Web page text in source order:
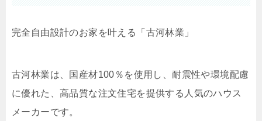
完全自由設計のお家を叶える「古河林業」
古河林業は、国産材100％を使用し、耐震性や環境配慮
に優れた、高品質な注文住宅を提供する人気のハウス
メーカーです。